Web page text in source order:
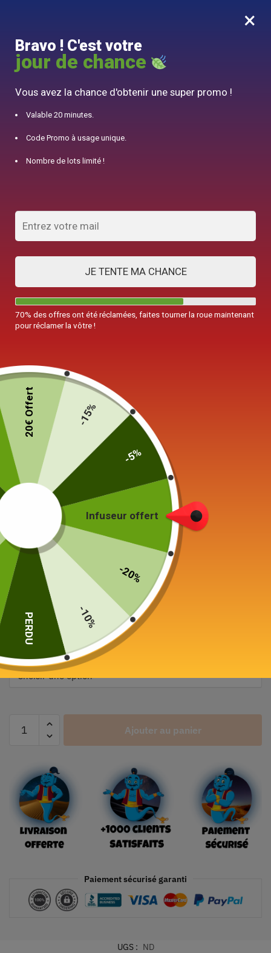
0
10% offert pour 50€ d’achats avec le code DJINN10
Théière en Fonte Libellule
Iwachu 0.5-1.2L
165,00 – 285,00
Ajouter au panier
Paiement sécurisé garanti
UGS : ND
×
Bravo ! C'est votre
jour de chance
Vous avez la chance d'obtenir une super promo !
Valable 20 minutes.
Code Promo à usage unique.
Nombre de lots limité !
JE TENTE MA CHANCE
70% des offres ont été réclamées, faites tourner la roue maintenant
pour réclamer la vôtre !
Infuseur offert
-20%
-10%
PERDU
20€ Offert -15%
-5%